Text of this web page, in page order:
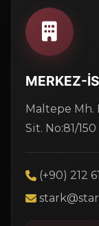
MERKEZ-
Maltepe Mh.
Sit. No:81/
(+90) 212